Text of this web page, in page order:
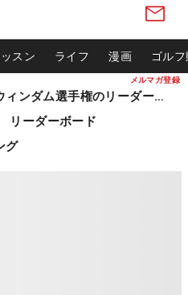
メルマガ登録
スン ライフ 漫画 ゴル
松山英樹ら出場 ウィンダム選手権のリーダーボード
ーダーボード
グ